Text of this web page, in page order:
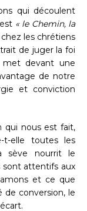
qui découlent
« le Chemin, la
chez les chrétiens
de juger la foi
met devant une
de notre
et conviction
qui nous est fait,
elle toutes les
sève nourrit le
sont attentifs aux
et ce que
conversion, le